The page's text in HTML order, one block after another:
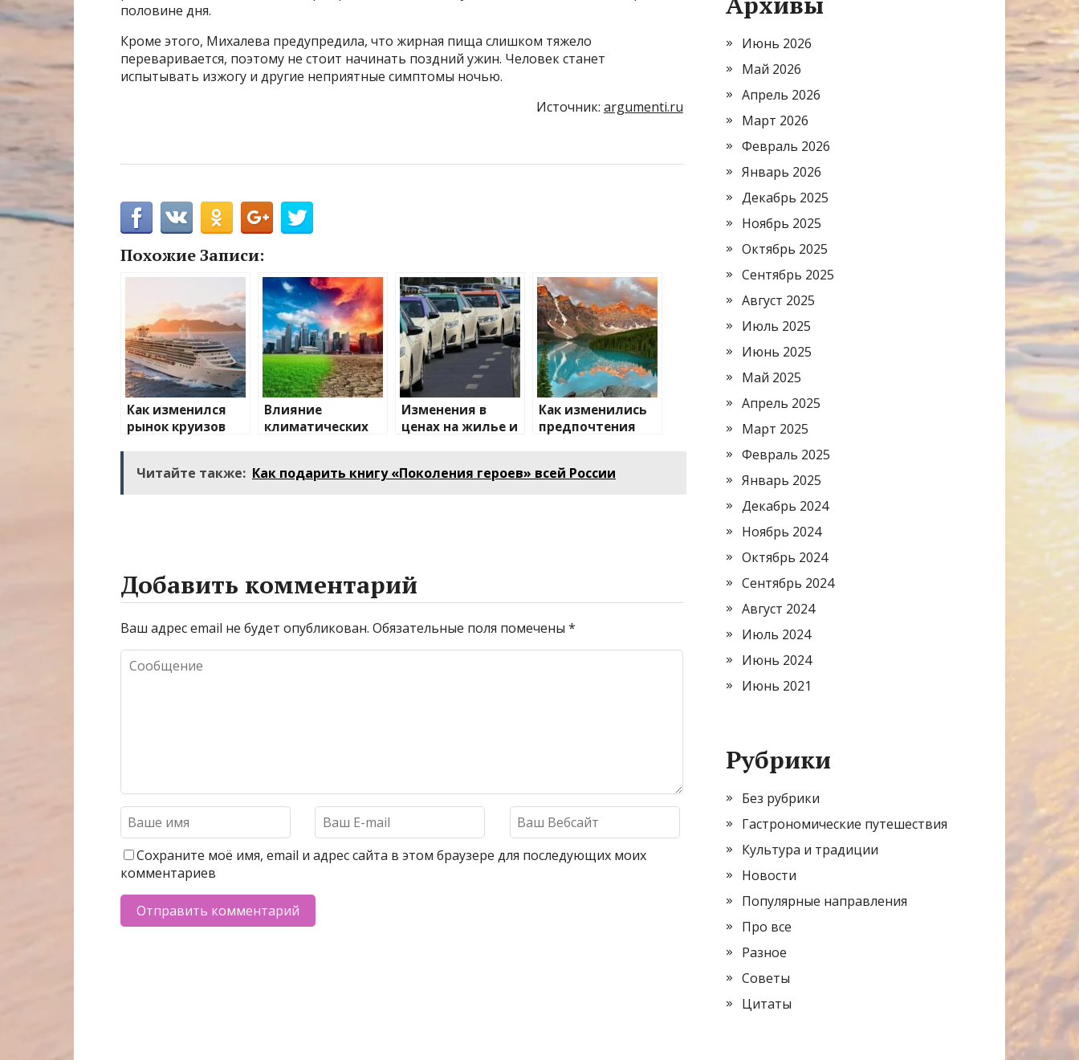
половине дня.
Кроме этого, Михалева предупредила, что жирная пища слишком тяжело
переваривается, поэтому не стоит начинать поздний ужин. Человек станет
испытывать изжогу и другие неприятные симптомы ночью.
Источник: argumenti.ru
Похожие Записи:
Как изменился
рынок круизов
Влияние
климатических
направления
Изменения в
ценах на жилье и
Как изменились
предпочтения
Читайте также: Как подарить книгу «Поколения героев» всей России
Добавить комментарий
Ваш адрес email не будет опубликован. Обязательные поля помечены *
Сохраните моё имя, email и адрес сайта в этом браузере для последующих моих
комментариев
Июнь 2026
Май 2026
Апрель 2026
Март 2026
Февраль 2026
Январь 2026
Декабрь 2025
Ноябрь 2025
Октябрь 2025
Сентябрь 2025
Август 2025
Июль 2025
Июнь 2025
Май 2025
Апрель 2025
Март 2025
Февраль 2025
Январь 2025
Декабрь 2024
Ноябрь 2024
Октябрь 2024
Сентябрь 2024
Август 2024
Июль 2024
Июнь 2024
Июнь 2021
Рубрики
Без рубрики
Гастрономические путешествия
Культура и традиции
Новости
Популярные направления
Про все
Разное
Советы
Цитаты